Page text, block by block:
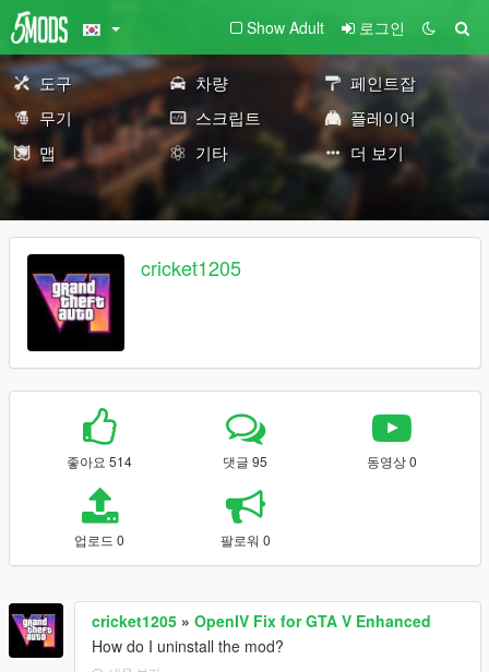
Show Adult 로그인
도구 차량
페인트잡
무기
스크립트
플레이어
맵
기타 더 보기
cricket1205
좋아요 514 댓글 95 동영상 0
업로드 0 팔로워 0
cricket1205 » OpenIV Fix for GTA V Enhanced
How do I uninstall the mod?